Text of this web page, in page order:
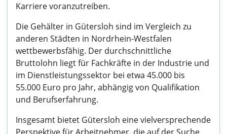
Karriere voranzutreiben.
Die Gehälter in Gütersloh sind im Vergleich zu
anderen Städten in Nordrhein-Westfalen
wettbewerbsfähig. Der durchschnittliche
Bruttolohn liegt für Fachkräfte in der Industrie und
im Dienstleistungssektor bei etwa 45.000 bis
55.000 Euro pro Jahr, abhängig von Qualifikation
und Berufserfahrung.
Insgesamt bietet Gütersloh eine vielversprechende